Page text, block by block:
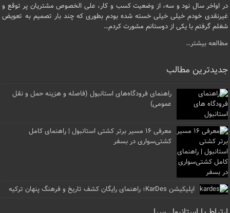
در اواخر سال نود و سه، از وضعیت کسب و کار، علی الخصوص مشتریان پر توقع و
غیرنقدی خودم خیلی خیلی خسته شده بودم بطوری که چند بار تصمیم به تعویض
شغلم گرفتم با یکی از دوستانم مشورت کردم…
مطالعه بیشتر…
جدیدترین مطالب
راهنمای فرودگاه‌های استانبول (فاصله و هزینه حمل و نقل
عمومی)
معرفی ۱۶ مسیر برتر کشتی استانبول | راهنمای کامل
کشتی‌سواری در بسفر
اپلیکیشن KarDes؛ راهنمای رایگان کشف تاریخ و فرهنگ پنهان ترکیه